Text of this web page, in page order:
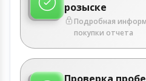
розыске
Подробная
покупки отчета
Проверка